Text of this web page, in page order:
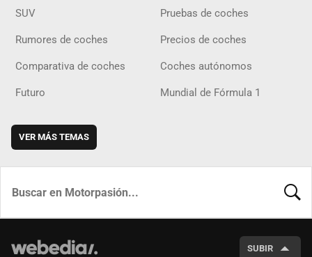
SUV Pruebas de coches
Rumores de coches Precios de coches
Comparativa de coches Coches autónomos
Futuro Mundial de Fórmula 1
VER MÁS TEMAS
SUBIR